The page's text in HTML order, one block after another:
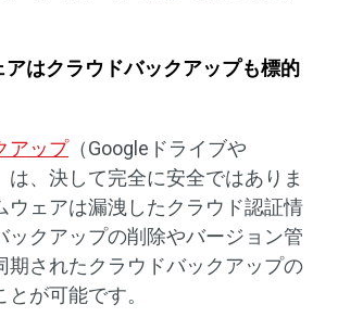
アはクラウドバックアップも標的
アップ（Googleドライブや
は、決して完全に安全ではありま
ウェアは漏洩したクラウド認証情
ックアップの削除やバージョン管
期されたクラウドバックアップの
が可能です。